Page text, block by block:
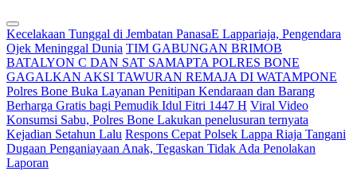
Kecelakaan Tunggal di Jembatan PanasaE Lappariaja, Pengendara
Ojek Meninggal Dunia TIM GABUNGAN BRIMOB
BATALYON C DAN SAT SAMAPTA POLRES BONE
GAGALKAN AKSI TAWURAN REMAJA DI WATAMPONE
Polres Bone Buka Layanan Penitipan Kendaraan dan Barang
Berharga Gratis bagi Pemudik Idul Fitri 1447 H Viral Video
Konsumsi Sabu, Polres Bone Lakukan penelusuran ternyata
Kejadian Setahun Lalu Respons Cepat Polsek Lappa Riaja Tangani
Dugaan Penganiayaan Anak, Tegaskan Tidak Ada Penolakan
Laporan